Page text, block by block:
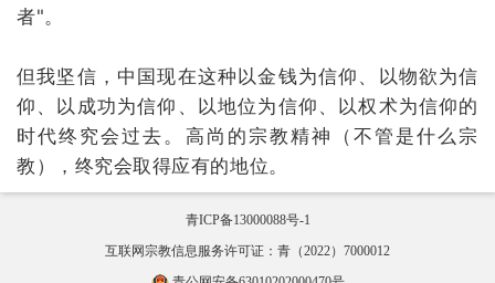
者"。
但我坚信，中国现在这种以金钱为信仰、以物欲为信
仰、以成功为信仰、以地位为信仰、以权术为信仰的
时代终究会过去。高尚的宗教精神（不管是什么宗
教），终究会取得应有的地位。
青ICP备13000088号-1
互联网宗教信息服务许可证：青（2022）7000012